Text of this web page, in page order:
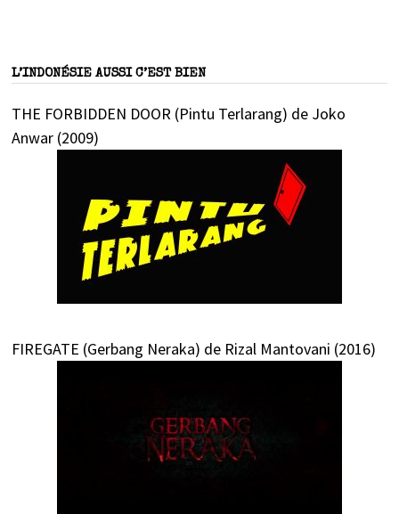
L’INDONÉSIE AUSSI C’EST BIEN
THE FORBIDDEN DOOR (Pintu Terlarang) de Joko
Anwar (2009)
FIREGATE (Gerbang Neraka) de Rizal Mantovani (2016)